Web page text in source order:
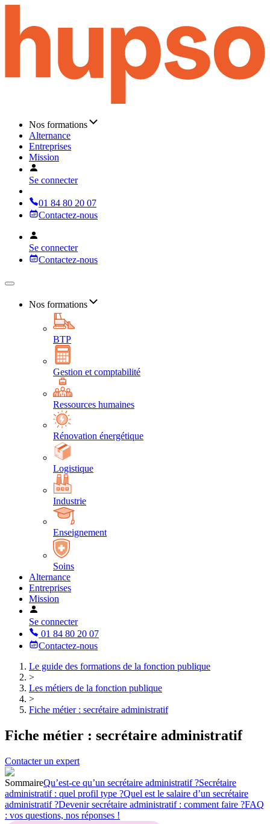
Nos formations
Alternance
Entreprises
Mission
Se connecter
01 84 80 20 07
Contactez-nous
Se connecter
Contactez-nous
Nos formations
BTP
Gestion et comptabilité
Ressources humaines
Rénovation énergétique
Logistique
Industrie
Enseignement
Soins
Alternance
Entreprises
Mission
Se connecter
01 84 80 20 07
Contactez-nous
Le guide des formations de la fonction publique
>
Les métiers de la fonction publique
>
Fiche métier : secrétaire administratif
Fiche métier : secrétaire administratif
Contacter un expert
SommaireQu’est-ce qu’un secrétaire administratif ?Secrétaire
administratif : quel profil type ?Quel est le salaire d’un secrétaire
administratif ?Devenir secrétaire administratif : comment faire ?FAQ
: vos questions, nos réponses !